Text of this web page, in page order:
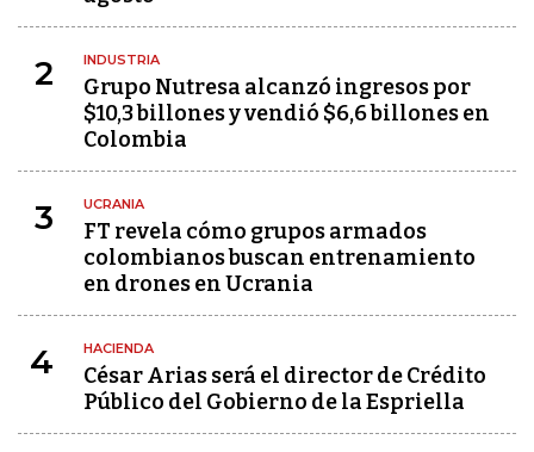
2 INDUSTRIA
Grupo Nutresa alcanzó ingresos por
$10,3 billones y vendió $6,6 billones en
Colombia
3 UCRANIA
FT revela cómo grupos armados
colombianos buscan entrenamiento
en drones en Ucrania
4 HACIENDA
César Arias será el director de Crédito
Público del Gobierno de la Espriella